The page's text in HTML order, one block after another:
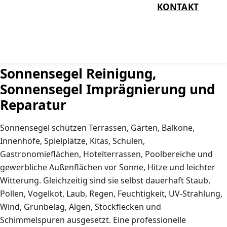
KONTAKT
Sonnensegel Reinigung,
Sonnensegel Imprägnierung und
Reparatur
Sonnensegel schützen Terrassen, Gärten, Balkone,
Innenhöfe, Spielplätze, Kitas, Schulen,
Gastronomieflächen, Hotelterrassen, Poolbereiche und
gewerbliche Außenflächen vor Sonne, Hitze und leichter
Witterung. Gleichzeitig sind sie selbst dauerhaft Staub,
Pollen, Vogelkot, Laub, Regen, Feuchtigkeit, UV-Strahlung,
Wind, Grünbelag, Algen, Stockflecken und
Schimmelspuren ausgesetzt. Eine professionelle